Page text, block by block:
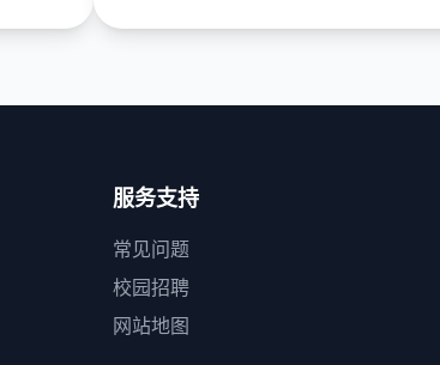
服务支持
常见问题
校园招聘
网站地图